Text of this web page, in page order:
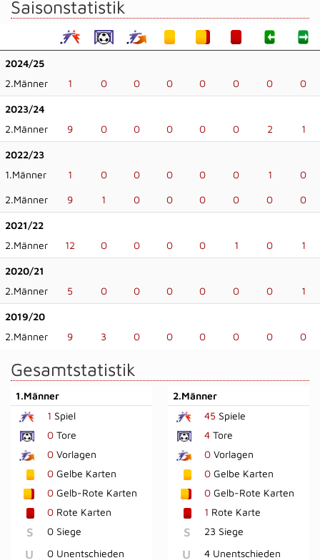
Saisonstatistik
2024/25
2.Männer
1 0 0 0 0 0 0 0
2023/24
2.Männer
9 0 0 0 0 0 2 1
2022/23
1.Männer
1 0 0 0 0 0 1 0
2.Männer 9 1 0 0 0 0 0 0
2021/22
2.Männer
12 0 0 0 0 1 0 1
2020/21
2.Männer
5 0 0 0 0 0 0 1
2019/20
2.Männer
9 3 0 0 0 0 0 0
Gesamtstatistik
1.Männer
1 Spiel
0 Tore
0 Vorlagen
0 Gelbe Karten
0 Gelb-Rote Karten
0 Rote Karten
S 0 Siege
U 0 Unentschieden
2.Männer
45 Spiele
4Tore
0Vorlagen
0Gelbe Karten
0Gelb-Rote Karten
1 Rote Karte
S 23 Siege
U 4 Unentschieden